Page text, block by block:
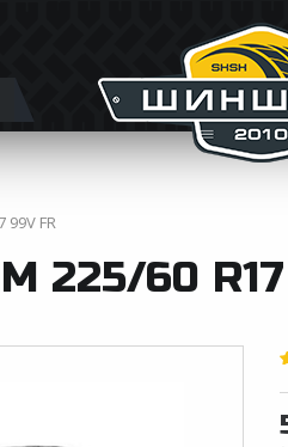
99V FR
225/60